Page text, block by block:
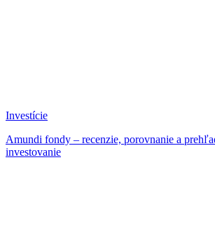
Investície
Amundi fondy – recenzie, porovnanie a
investovanie